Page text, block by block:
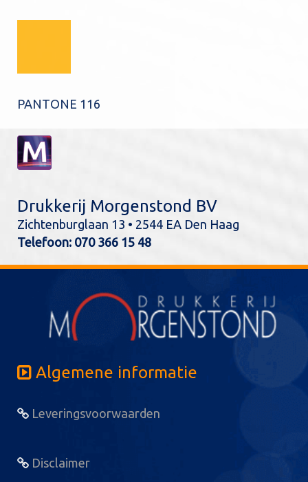
PANTONE 116
Drukkerij Morgenstond BV
Zichtenburglaan 13 • 2544 EA Den Haag
Telefoon: 070 366 15 48
Algemene informatie
Leveringsvoorwaarden
Disclaimer